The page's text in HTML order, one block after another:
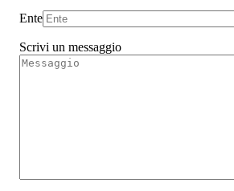
Ente
Scrivi un messaggio